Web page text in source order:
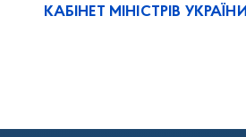
КАБІНЕТ МІНІСТРІВ УКРАЇНИ